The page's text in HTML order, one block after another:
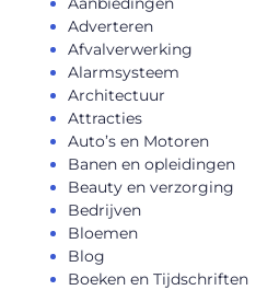
Adverteren
Afvalverwerking
Alarmsysteem
Architectuur
Attracties
Auto’s en Motoren
Banen en opleidingen
Beauty en verzorging
Bedrijven
Bloemen
Blog
Boeken en Tijdschriften